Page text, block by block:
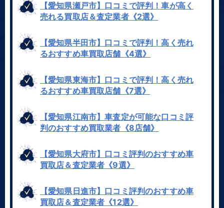
【愛知県瀬戸市】口コミで評判！車が高く
売れる買取店＆査定業者《2選》
【愛知県半田市】口コミで評判！高く売れ
るおすすめ車買取店舗《4選》
【愛知県東海市】口コミで評判！高く売れ
るおすすめ車買取店舗《7選》
【愛知県江南市】車査定が可能な口コミ評
判のおすすめ買取業者《8店舗》
【愛知県大府市】口コミ評判のおすすめ車
買取店＆査定業者《9選》
【愛知県日進市】口コミ評判のおすすめ車
買取店＆査定業者《12選》